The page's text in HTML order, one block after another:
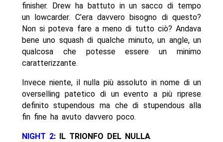
finisher. Drew ha battuto in un sacco di tempo
un lowcarder. C’era davvero bisogno di questo?
Non si poteva fare a meno di tutto ciò? Andava
bene uno squash di qualche minuto, un angle, un
qualcosa che potesse essere un minimo
caratterizzante.
Invece niente, il nulla più assoluto in nome di un
overselling patetico di un evento a più riprese
definito stupendous ma che di stupendous alla
fin fine ha avuto davvero poco.
NIGHT 2: IL TRIONFO DEL NULLA